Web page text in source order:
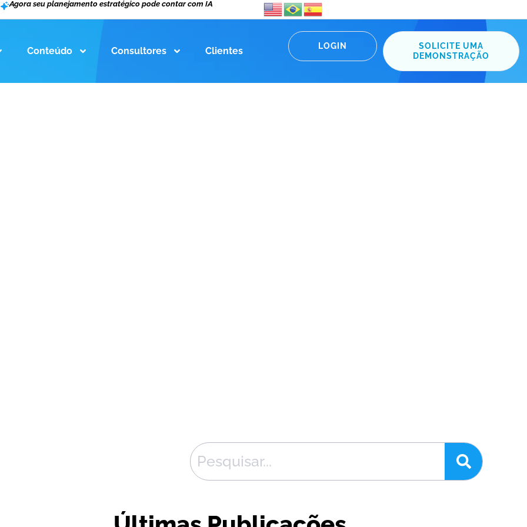
Agora seu planejamento estratégico pode contar com IA
Conteúdo Consultores Clientes LOGIN
SOLICITE UMA
DEMONSTRAÇÃO